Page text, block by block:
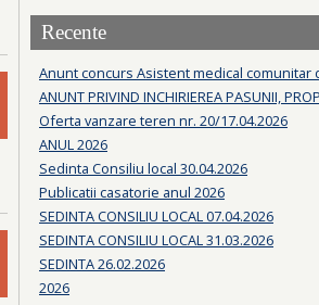
Recente
Anunt concurs Asistent medical comunitar
ANUNT PRIVIND INCHIRIEREA PASUNII,
Oferta vanzare teren nr. 20/17.04.2026
ANUL 2026
Sedinta Consiliu local 30.04.2026
Publicatii casatorie anul 2026
SEDINTA CONSILIU LOCAL 07.04.2026
SEDINTA CONSILIU LOCAL 31.03.2026
SEDINTA 26.02.2026
2026